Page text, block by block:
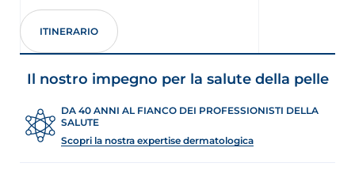
ITINERARIO
Il nostro impegno per la salute della pelle
DA 40 ANNI AL FIANCO DEI PROFESSIONISTI DELLA
SALUTE
Scopri la nostra expertise dermatologica